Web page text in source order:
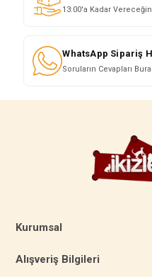
13:00'a Kadar
WhatsApp Sipariş
Soruların Cevapları
Kurumsal
Alışveriş Bilgileri